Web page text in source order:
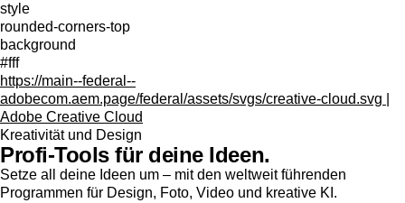
style
rounded-corners-top
background
#fff
https://main--federal--
adobecom.aem.page/federal/assets/svgs/creative-cloud.svg |
Adobe Creative Cloud
Kreativität und Design
Profi-Tools für deine Ideen.
Setze all deine Ideen um – mit den weltweit führenden
Programmen für Design, Foto, Video und kreative KI.